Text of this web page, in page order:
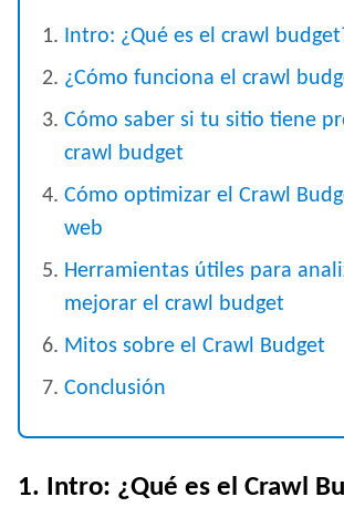
Intro: ¿Qué es el crawl
¿Cómo funciona el crawl
Cómo saber si tu sitio tiene
crawl budget
Cómo optimizar el Crawl
web
Herramientas útiles para
mejorar el crawl budget
Mitos sobre el Crawl Budget
Conclusión
1. Intro: ¿Qué es el Crawl